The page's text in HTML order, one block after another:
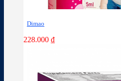
Dimao
228.000 ₫